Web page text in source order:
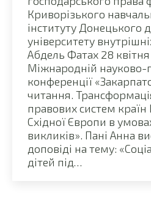
Криворізького
інституту Донецького
університету
Абдель Фатах 28 квітня
Міжнародній науково-
конференції
читання.
правових систем країн
Східної Європи в
викликів». Пані Анна
доповіді на тему:
дітей під…